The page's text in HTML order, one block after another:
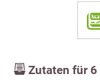
Zutaten für 6